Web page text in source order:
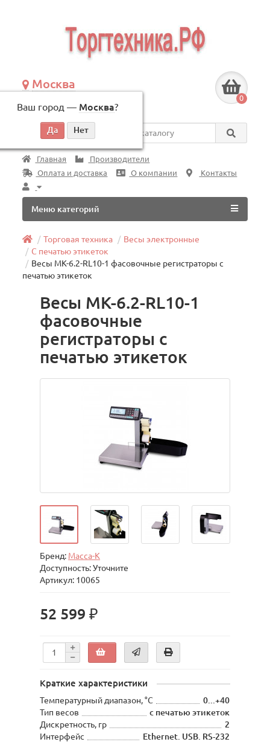
Москва
Ваш город — Москва?
по будням, с 09:00 до 18:00
0
Везде
Главная
Производители
Оплата и доставка
О компании Контакты
Меню категорий
Торговая техника
Весы электронные
С печатью этикеток
Весы МК-6.2-RL10-1 фасовочные регистраторы с
печатью этикеток
Весы МК-6.2-RL10-1
фасовочные
регистраторы с
печатью этикеток
Бренд: Масса-К
Доступность: Уточните
Артикул: 10065
52 599 ₽
Краткие характеристики
Температурный диапазон, °С
0...+40
Тип весов
с печатью этикеток
Дискретность, гр
2
Интерфейс
Ethernet. USB. RS-232